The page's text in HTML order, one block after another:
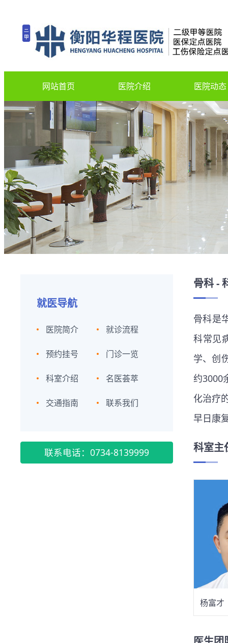
网站首页 医院介绍 医院动态
就医导航
医院简介 就诊流程
预约挂号 门诊一览
科室介绍 名医荟萃
交通指南 联系我们
联系电话：0734-8139999
骨科 -
骨科是
科常见
学、创
约3000
化治疗
早日康
科室主
杨富才